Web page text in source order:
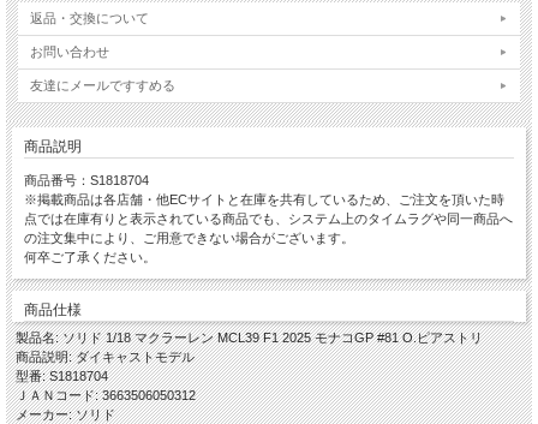
返品・交換について
お問い合わせ
友達にメールですすめる
商品説明
商品番号：S1818704
※掲載商品は各店舗・他ECサイトと在庫を共有しているため、ご注文を頂いた時
点では在庫有りと表示されている商品でも、システム上のタイムラグや同一商品へ
の注文集中により、ご用意できない場合がございます。
何卒ご了承ください。
商品仕様
製品名: ソリド 1/18 マクラーレン MCL39 F1 2025 モナコGP #81 O.ピアストリ
商品説明: ダイキャストモデル
型番: S1818704
ＪＡＮコード: 3663506050312
メーカー: ソリド